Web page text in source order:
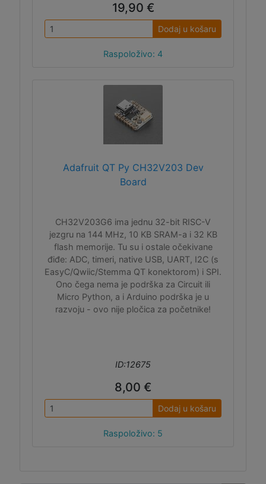
19,90 €
Dodaj u košaru
Raspoloživo: 4
Adafruit QT Py CH32V203 Dev
Board
CH32V203G6 ima jednu 32-bit RISC-V
jezgru na 144 MHz, 10 KB SRAM-a i 32 KB
flash memorije. Tu su i ostale očekivane
điđe: ADC, timeri, native USB, UART, I2C (s
EasyC/Qwiic/Stemma QT konektorom) i SPI.
Ono čega nema je podrška za Circuit ili
Micro Python, a i Arduino podrška je u
razvoju - ovo nije pločica za početnike!
ID:12675
8,00 €
Dodaj u košaru
Raspoloživo: 5